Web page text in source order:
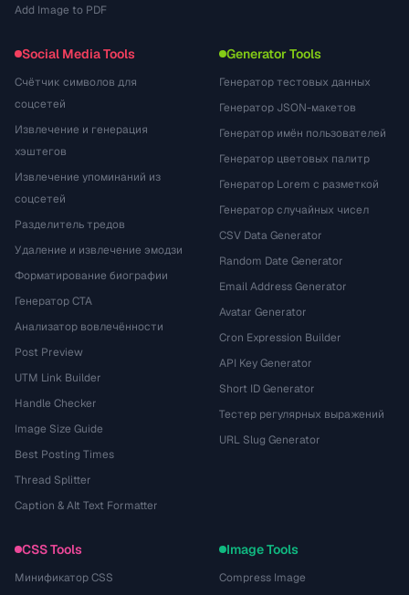
Add Image to PDF
Social Media Tools
Счётчик символов для
соцсетей
Извлечение и генерация
хэштегов
Извлечение упоминаний из
соцсетей
Разделитель тредов
Удаление и извлечение эмодзи
Форматирование биографии
Генератор CTA
Анализатор вовлечённости
Post Preview
UTM Link Builder
Handle Checker
Image Size Guide
Best Posting Times
Thread Splitter
Caption & Alt Text Formatter
Generator Tools
Генератор тестовых данных
Генератор JSON-макетов
Генератор имён пользователей
Генератор цветовых палитр
Генератор Lorem с разметкой
Генератор случайных чисел
CSV Data Generator
Random Date Generator
Email Address Generator
Avatar Generator
Cron Expression Builder
API Key Generator
Short ID Generator
Тестер регулярных выражений
URL Slug Generator
CSS Tools
Минификатор CSS
Image Tools
Compress Image